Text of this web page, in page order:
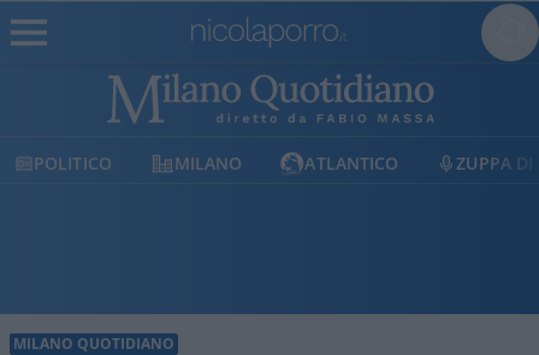
MILANO ATLANTICO ZUPPA DI
MILANO QUOTIDIANO